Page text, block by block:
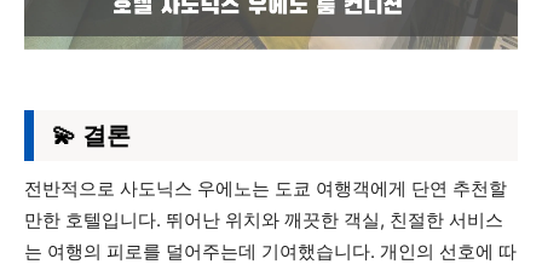
💫 결론
전반적으로 사도닉스 우에노는 도쿄 여행객에게 단연 추천할
만한 호텔입니다. 뛰어난 위치와 깨끗한 객실, 친절한 서비스
는 여행의 피로를 덜어주는데 기여했습니다. 개인의 선호에 따